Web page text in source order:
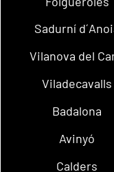
Sadurní
Vilanova del
Viladecavalls
Badalona
Avinyó
Calders